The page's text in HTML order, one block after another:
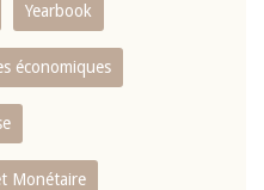
Yearbook
économiques
Monétaire